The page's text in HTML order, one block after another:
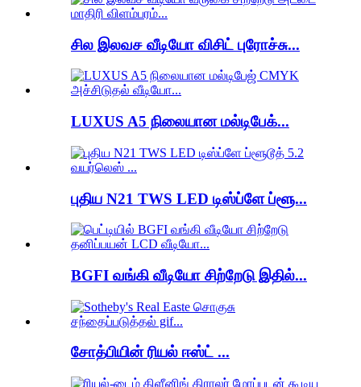
சில இலவச வீடியோ விசிட் புரோச்சு...
LUXUS A5 நிலையான மல்டிபேக்...
புதிய N21 TWS LED டிஸ்ப்ளே ப்ளூ...
BGFI வங்கி வீடியோ சிற்றேடு இதில்...
சோத்பியின் ரியல் ஈஸ்ட் ...